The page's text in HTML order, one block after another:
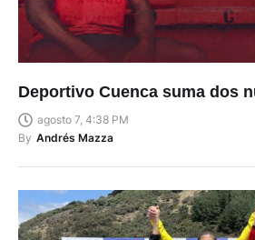
Deportivo Cuenca suma dos
agosto 7, 4:38 PM
By Andrés Mazza